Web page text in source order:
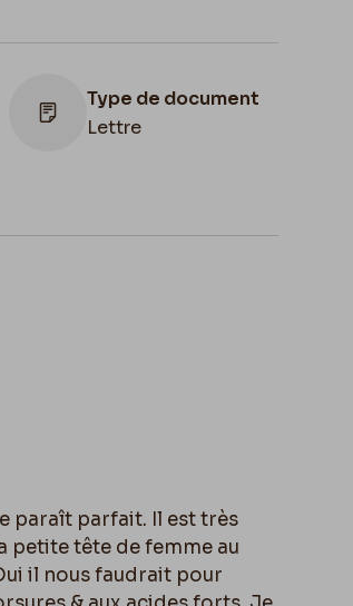
Type de document
Lettre
paraît parfait. Il est très
petite tête de femme au
il nous faudrait pour